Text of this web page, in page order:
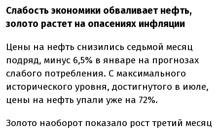
Слабость экономики обваливает нефть,
золото растет на опасениях инфляции
Цены на нефть снизились седьмой месяц
подряд, минус 6,5% в январе на прогнозах
слабого потребления. С максимального
исторического уровня, достигнутого в июле,
цены на нефть упали уже на 72%.
Золото наоборот показало рост третий месяц